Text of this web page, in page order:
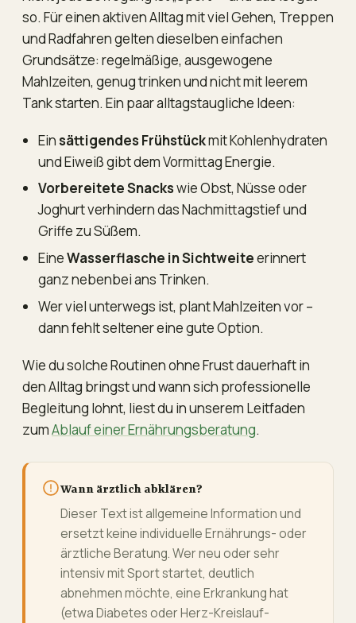
so. Für einen aktiven Alltag mit viel Gehen, Treppen
und Radfahren gelten dieselben einfachen
Grundsätze: regelmäßige, ausgewogene
Mahlzeiten, genug trinken und nicht mit leerem
Tank starten. Ein paar alltagstaugliche Ideen:
Ein sättigendes Frühstückmit Kohlenhydraten
und Eiweiß gibt dem Vormittag Energie.
Vorbereitete Snackswie Obst, Nüsse oder
Joghurt verhindern das Nachmittagstief und
Griffe zu Süßem.
EineWasserflasche in Sichtweiteerinnert
ganz nebenbei ans Trinken.
Wer viel unterwegs ist, plant Mahlzeiten vor –
dann fehlt seltener eine gute Option.
Wie du solche Routinen ohne Frust dauerhaft in
den Alltag bringst und wann sich professionelle
Begleitung lohnt, liest du in unserem Leitfaden
zumAblauf einer Ernährungsberatung.
Wann ärztlich abklären?
Dieser Text ist allgemeine Information und
ersetzt keine individuelle Ernährungs- oder
ärztliche Beratung. Wer neu oder sehr
intensiv mit Sport startet, deutlich
abnehmen möchte, eine Erkrankung hat
(etwa Diabetes oder Herz-Kreislauf-